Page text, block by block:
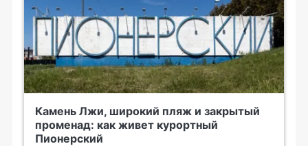
Камень Лжи, широкий пляж и закрытый
променад: как живет курортный
Пионерский